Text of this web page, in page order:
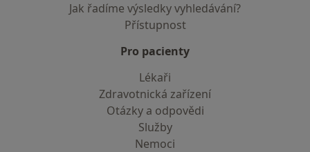
Jak řadíme výsledky vyhledávání?
Přístupnost
Pro pacienty
Lékaři
Zdravotnická zařízení
Otázky a odpovědi
Služby
Nemoci